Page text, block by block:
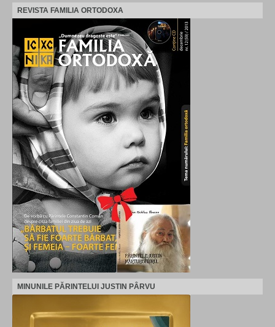
REVISTA FAMILIA ORTODOXA
MINUNILE PĂRINTELUI JUSTIN PÂRVU